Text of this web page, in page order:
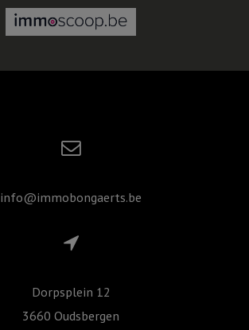
info@immobongaerts.be
Dorpsplein 12
3660 Oudsbergen